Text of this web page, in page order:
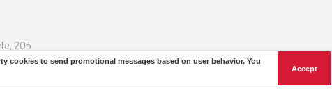
to send promotional messages based on user behavior. You
Accept
205